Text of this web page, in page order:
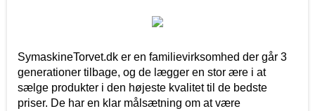
SymaskineTorvet.dk er en familievirksomhed der går 3
generationer tilbage, og de lægger en stor ære i at
sælge produkter i den højeste kvalitet til de bedste
priser. De har en klar målsætning om at være